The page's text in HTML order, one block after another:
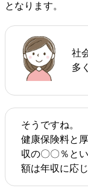
となります。
社
多
そうですね。
健康保険料と
収の〇〇％と
額は年収に応